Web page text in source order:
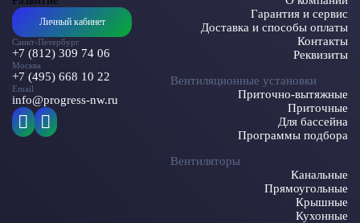
Личный кабинет
Санкт-Петербург
+7 (812) 309 74 06
Москва
+7 (495) 668 10 22
Email
info@progress-nw.ru
Гарантия и сервис
Доставка и способы оплаты
Контакты
Реквизиты
Вентиляционные установки
Приточно-вытяжные
Приточные
Для бассейна
Программы подбора
Вентиляторы
Канальные
Прямоугольные
Крышные
Кухонные